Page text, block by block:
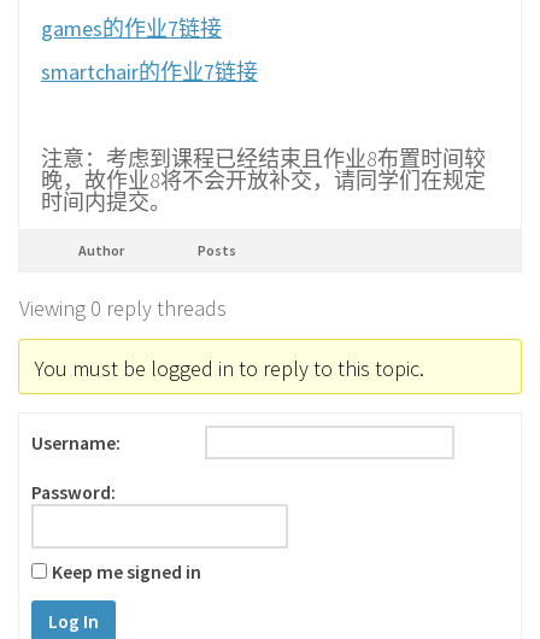
games的作业7链接
smartchair的作业7链接
注意：考虑到课程已经结束且作业8布置时间较
晚，故作业8将不会开放补交，请同学们在规定
时间内提交。
Author Posts
Viewing 0 reply threads
You must be logged in to reply to this topic.
Username:
Password:
Keep me signed in
Log In